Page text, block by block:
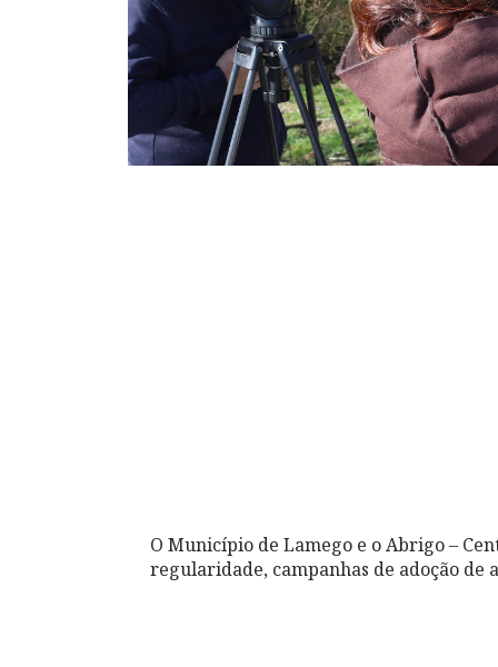
O Município de Lamego e o Abrigo –
regularidade, campanhas de adoção de